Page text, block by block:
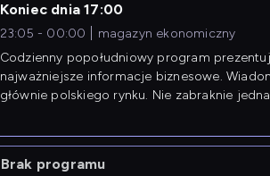
Koniec dnia 17:00
23:05 - 00:00
magazyn ekonomiczny
Codzienny popołudniowy program
najważniejsze informacje biznesowe.
głównie polskiego rynku. Nie zabraknie
Brak programu